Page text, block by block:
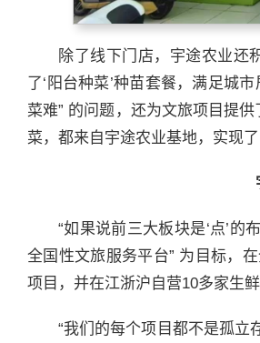
除了线下门店，宇途农业还
了‘阳台种菜’种苗套餐，满足城
菜难” 的问题，还为文旅项目提
菜，都来自宇途农业基地，实现
“如果说前三大板块是‘点’的
全国性文旅服务平台” 为目标，
项目，并在江浙沪自营10多家生
“我们的每个项目都不是孤立